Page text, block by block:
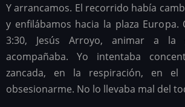
Y arrancamos. El recorrido había
y enfilábamos hacia la plaza Europa.
3:30, Jesús Arroyo, animar a la
acompañaba. Yo intentaba
zancada, en la respiración, en
obsesionarme. No lo llevaba mal del